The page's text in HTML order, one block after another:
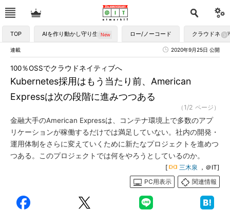
TOP AIを作り動かし守り生かす ロー/ノーコード クラウドネイ
連載 2020年9月25日 公開
Kubernetes採用はもう当たり前、American
Expressは次の段階に進みつつある
100％OSSでクラウドネイティブへ
（1/2 ページ）
金融大手のAmerican Expressは、コンテナ環境上で多数のアプ
リケーションが稼働するだけでは満足していない。社内の開発・
運用体制をさらに変えていくために新たなプロジェクトを進めつ
つある。このプロジェクトでは何をやろうとしているのか。
[ 三木泉 ，＠IT]
PC用表示
関連情報